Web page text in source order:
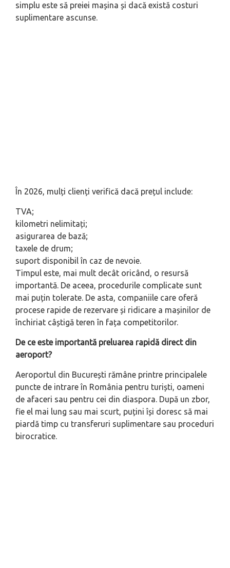
simplu este să preiei mașina și dacă există costuri
suplimentare ascunse.
În 2026, mulți clienți verifică dacă prețul include:
TVA;
kilometri nelimitați;
asigurarea de bază;
taxele de drum;
suport disponibil în caz de nevoie.
Timpul este, mai mult decât oricând, o resursă
importantă. De aceea, procedurile complicate sunt
mai puțin tolerate. De asta, companiile care oferă
procese rapide de rezervare și ridicare a mașinilor de
închiriat câștigă teren în fața competitorilor.
De ce este importantă preluarea rapidă direct din
aeroport?
Aeroportul din București rămâne printre principalele
puncte de intrare în România pentru turiști, oameni
de afaceri sau pentru cei din diaspora. După un zbor,
fie el mai lung sau mai scurt, puțini își doresc să mai
piardă timp cu transferuri suplimentare sau proceduri
birocratice.